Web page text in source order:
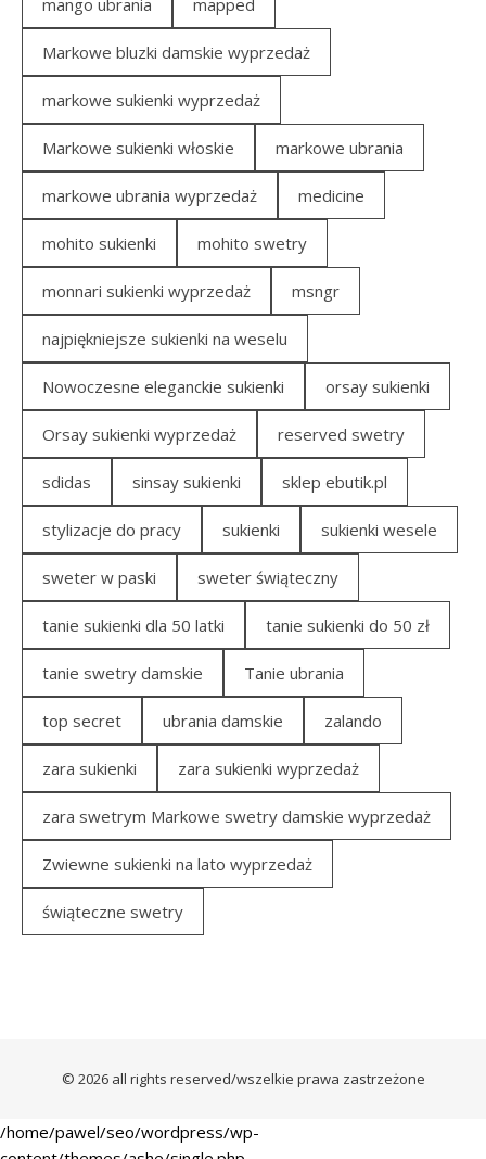
Markowe bluzki damskie wyprzedaż
markowe sukienki wyprzedaż
Markowe sukienki włoskie markowe ubrania
markowe ubrania wyprzedaż medicine
mohito sukienki mohito swetry
monnari sukienki wyprzedaż msngr
najpiękniejsze sukienki na weselu
Nowoczesne eleganckie sukienki orsay sukienki
Orsay sukienki wyprzedaż reserved swetry
sdidas sinsay sukienki sklep ebutik.pl
stylizacje do pracy sukienki sukienki wesele
sweter w paski sweter świąteczny
tanie sukienki dla 50 latki tanie sukienki do 50 zł
tanie swetry damskie Tanie ubrania
top secret ubrania damskie zalando
zara sukienki zara sukienki wyprzedaż
zara swetrym Markowe swetry damskie wyprzedaż
Zwiewne sukienki na lato wyprzedaż
świąteczne swetry
© 2026 all rights reserved/wszelkie prawa zastrzeżone
/home/pawel/seo/wordpress/wp-